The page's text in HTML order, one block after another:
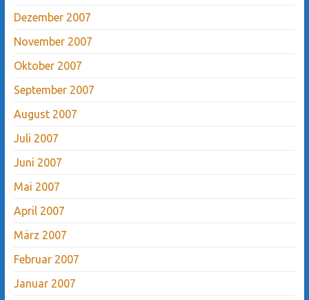
Dezember 2007
November 2007
Oktober 2007
September 2007
August 2007
Juli 2007
Juni 2007
Mai 2007
April 2007
März 2007
Februar 2007
Januar 2007